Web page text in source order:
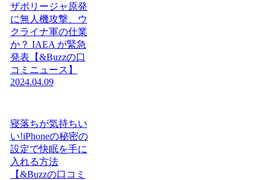
ザポリージャ原発
に無人機攻撃、ウ
クライナ軍の仕業
か？ IAEA が緊急
発表【&Buzzの口
コミニュース】
2024.04.09
寝落ちが気持ちい
い!iPhoneの秘密の
設定で快眠を手に
入れる方法
【&Buzzの口コミ